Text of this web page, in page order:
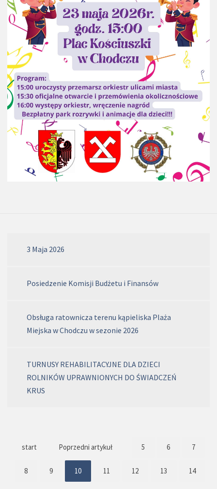
3 Maja 2026
Posiedzenie Komisji Budżetu i Finansów
Obsługa ratownicza terenu kąpieliska Plaża
Miejska w Chodczu w sezonie 2026
TURNUSY REHABILITACYJNE DLA DZIECI
ROLNIKÓW UPRAWNIONYCH DO ŚWIADCZEŃ
KRUS
start Poprzedni artykuł 5 6 7
8 9 10 11 12 13 14